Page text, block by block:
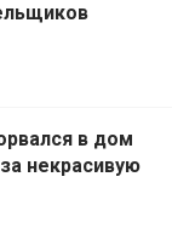
в дом
некрасивую